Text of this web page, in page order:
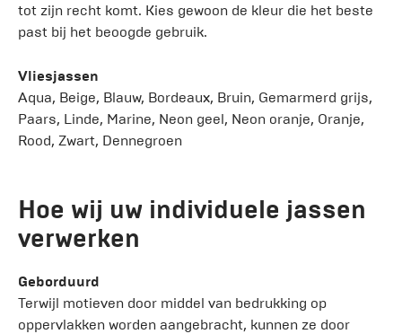
tot zijn recht komt. Kies gewoon de kleur die het beste
past bij het beoogde gebruik.
Vliesjassen
Aqua, Beige, Blauw, Bordeaux, Bruin, Gemarmerd grijs,
Paars, Linde, Marine, Neon geel, Neon oranje, Oranje,
Rood, Zwart, Dennegroen
Hoe wij uw individuele jassen
verwerken
Geborduurd
Terwijl motieven door middel van bedrukking op
oppervlakken worden aangebracht, kunnen ze door